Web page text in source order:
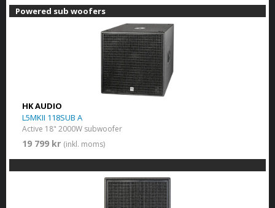
Powered sub woofers
HK AUDIO
L5MKII 118SUB A
Active 18" 2000W subwoofer
19 799 kr (inkl. moms)